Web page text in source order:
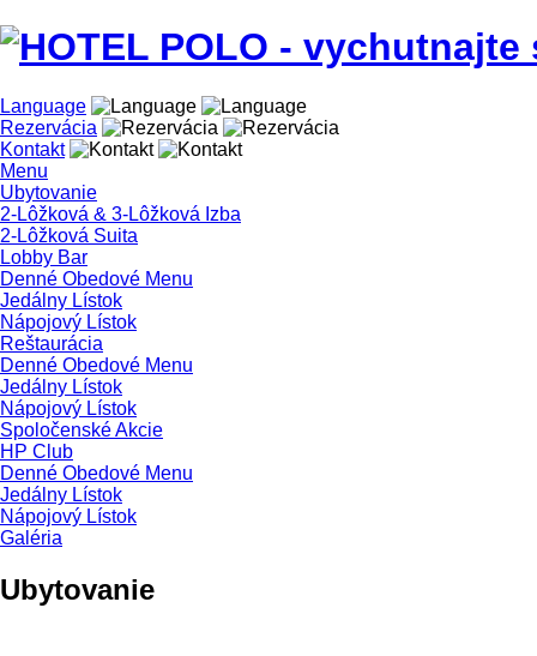
Language
Rezervácia
Kontakt
Menu
Ubytovanie
2-Lôžková & 3-Lôžková Izba
2-Lôžková Suita
Lobby Bar
Denné Obedové Menu
Jedálny Lístok
Nápojový Lístok
Reštaurácia
Denné Obedové Menu
Jedálny Lístok
Nápojový Lístok
Spoločenské Akcie
HP Club
Denné Obedové Menu
Jedálny Lístok
Nápojový Lístok
Galéria
Ubytovanie